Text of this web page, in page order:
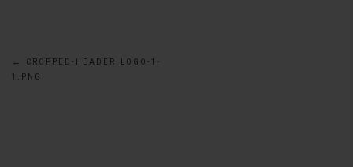
Beitragsnavigation
←
CROPPED-HEADER_LOGO-1-
1.PNG